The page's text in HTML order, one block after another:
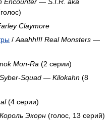
Claymore
/ Aaahh!!! Real Monsters —
Mon-Ra (2 серии)
Squad — Kilokahn (8
(4 серии)
Король Экорн (голос, 13 серий)